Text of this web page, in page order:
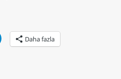
Daha fazla